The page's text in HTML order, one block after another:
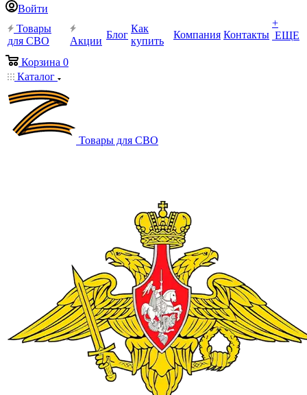
Войти
Товары
для СВО
Акции
Блог
Как
купить
Компания Контакты
+
ЕЩЕ
Корзина 0
Каталог
Товары для СВО